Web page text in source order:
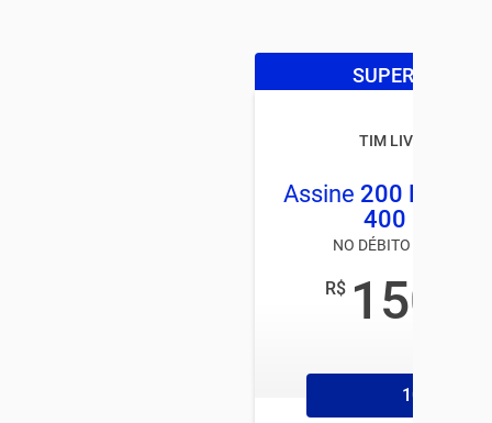
SUPER OFERTA
TIM LIVE PARANÁ
Assine 200 Mega
400 MEGA
NO DÉBITO
R$ 150
1056